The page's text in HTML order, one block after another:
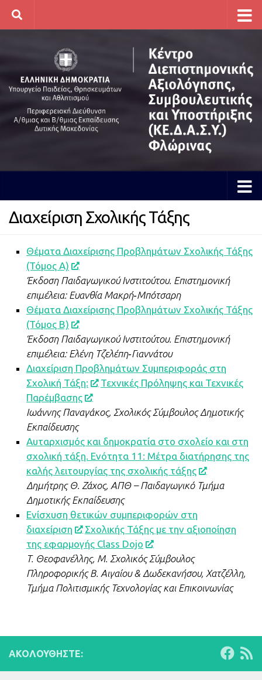
Skip to content
Διαχείριση Σχολικής Τάξης
Θέματα Διαχείρισης Προβλημάτων Σχολικής Τάξης
(Τόμος Α)
Έκδοση Παιδαγωγικού Ινστιτούτου. Επιστημονική
επιμέλεια: Ευανθία Μακρή‐Μπότσαρη
Θέματα Διαχείρισης Προβλημάτων Σχολικής Τάξης
(Τόμος Β)
Έκδοση Παιδαγωγικού Ινστιτούτου. Επιστημονική
επιμέλεια: Ελένη Τζελέπη‐Γιαννάτου
Διαχείριση Προβλημάτων Συμπεριφοράς στη
Σχολική Τάξη:
Τεχνικές Πρόληψης και Τεχνικές
Παρέμβασης
Ιωάννης Παναγάκος, Σχολικός Σύμβουλος Δημοτικής
Εκπαίδευσης
Αυταρχισμός και δημοκρατία στο σχολείο και στη
σχολική τάξη. Ενότητα 11: Μέτρα διατήρησης της
καλής λειτουργίας της σχολικής τάξης
Δημήτρης Θ. Ζάχος, ΑΠΘ – Παιδαγωγικό Τμήμα
Δημοτικής Εκπαίδευσης
Ενίσχυση θετικών συμπεριφορών στη
διαχείριση
Σχολικής Τάξης με την αξιοποίηση
της εφαρμογής Class Dojo
T. Θεοφανέλλης, Μ. Σχολικός Σύμβουλος
Πληροφορικής Β. Αιγαίου & Δωδεκανήσου, Χατζέλλη,
Τμήμα Πολιτισμικής Τεχνολογίας και Επικοινωνίας
ΑΚΟΛΟΥΘΉΣΤΕ: